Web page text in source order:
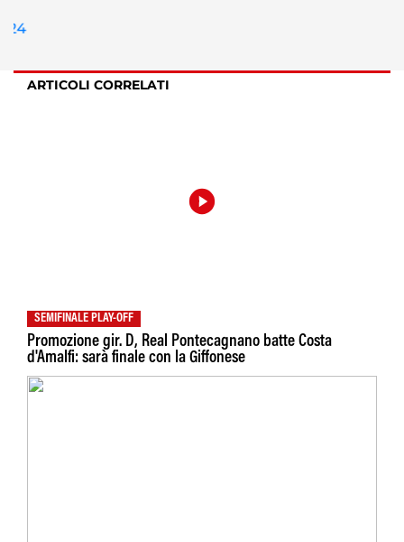
ARTICOLI CORRELATI
SEMIFINALE PLAY-OFF
Promozione gir. D, Real Pontecagnano batte Costa
d'Amalfi: sarà finale con la Giffonese